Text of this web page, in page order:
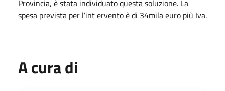
Provincia, è stata individuato questa soluzione. La
spesa prevista per l’int ervento è di 34mila euro più Iva.
A cura di